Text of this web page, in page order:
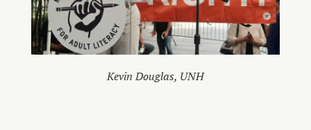
Kevin Douglas, UNH